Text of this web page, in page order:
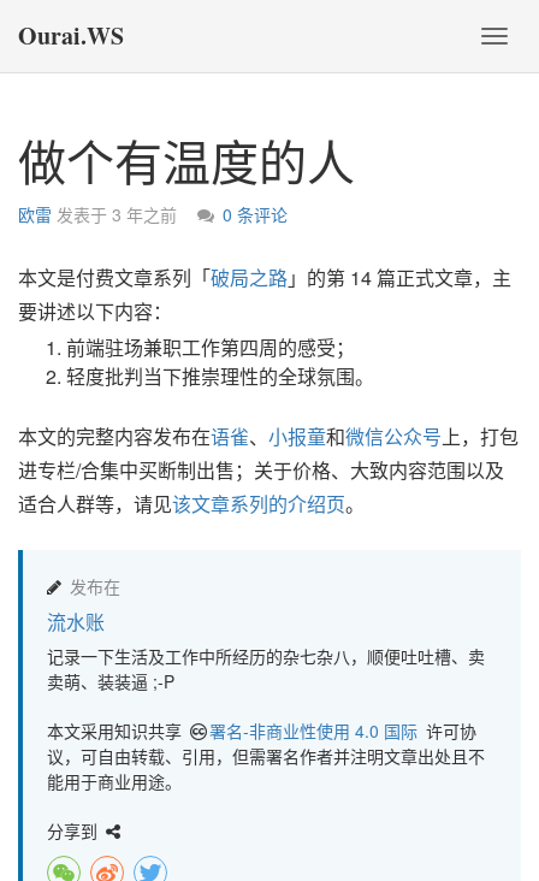
切
换
Ourai.WS
做个有温度的人
欧雷 发表于 3 年之前 0 条评论
本文是付费文章系列「破局之路」的第 14 篇正式文章，主
要讲述以下内容：
前端驻场兼职工作第四周的感受；
轻度批判当下推崇理性的全球氛围。
本文的完整内容发布在语雀、 小报童和微信公众号 上，打包
进专栏/合集中买断制出售；关于价格、大致内容范围以及
适合人群等，请见该文章系列的介绍页。
发布在
流水账
记录一下生活及工作中所经历的杂七杂八，顺便吐吐槽、卖
卖萌、装装逼 ;-P
本文采用知识共享 署名-非商业性使用 4.0 国际 许可协
议，可自由转载、引用，但需署名作者并注明文章出处且不
能用于商业用途。
分享到